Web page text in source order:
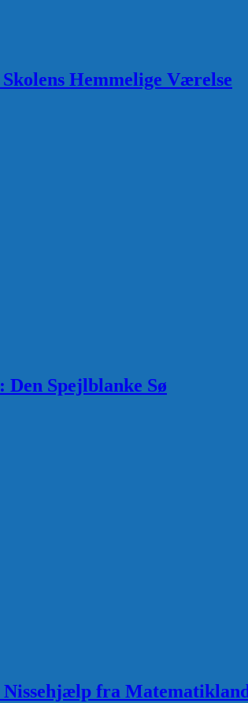
Hemmelige Værelse
Den Spejlblanke Sø
Nissehjælp fra